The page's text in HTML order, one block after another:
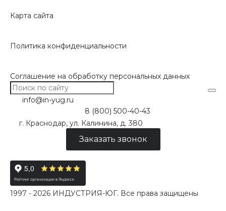
Карта сайта
Политика конфиденциальности
Соглашение на обработку персональных данных
info@in-yug.ru
8 (800) 500-40-43
г. Краснодар, ул. Калинина, д. 380
Заказать звонок
1997 - 2026 ИНДУСТРИЯ-ЮГ. Все права защищены